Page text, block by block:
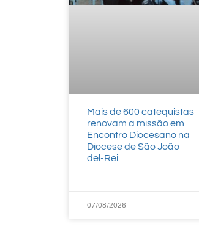
Mais de 600 catequistas
renovam a missão em
Encontro Diocesano na
Diocese de São João
del-Rei
07/08/2026